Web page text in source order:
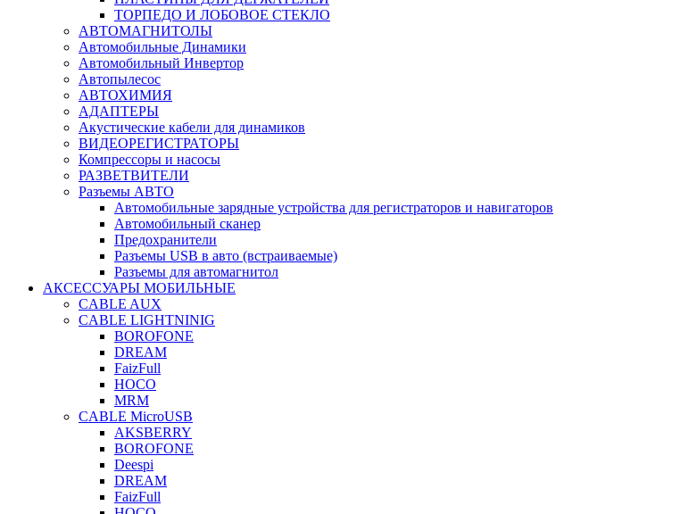
ТОРПЕДО И ЛОБОВОЕ СТЕКЛО
АВТОМАГНИТОЛЫ
Автомобильные Динамики
Автомобильный Инвертор
Автопылесос
АВТОХИМИЯ
АДАПТЕРЫ
Акустические кабели для динамиков
ВИДЕОРЕГИСТРАТОРЫ
Компрессоры и насосы
РАЗВЕТВИТЕЛИ
Разъемы АВТО
Автомобильные зарядные устройства для регистраторов и навигаторов
Автомобильный сканер
Предохранители
Разъемы USB в авто (встраиваемые)
Разъемы для автомагнитол
АКСЕССУАРЫ МОБИЛЬНЫЕ
CABLE AUX
CABLE LIGHTNINIG
BOROFONE
DREAM
FaizFull
HOCO
MRM
CABLE MicroUSB
AKSBERRY
BOROFONE
Deespi
DREAM
FaizFull